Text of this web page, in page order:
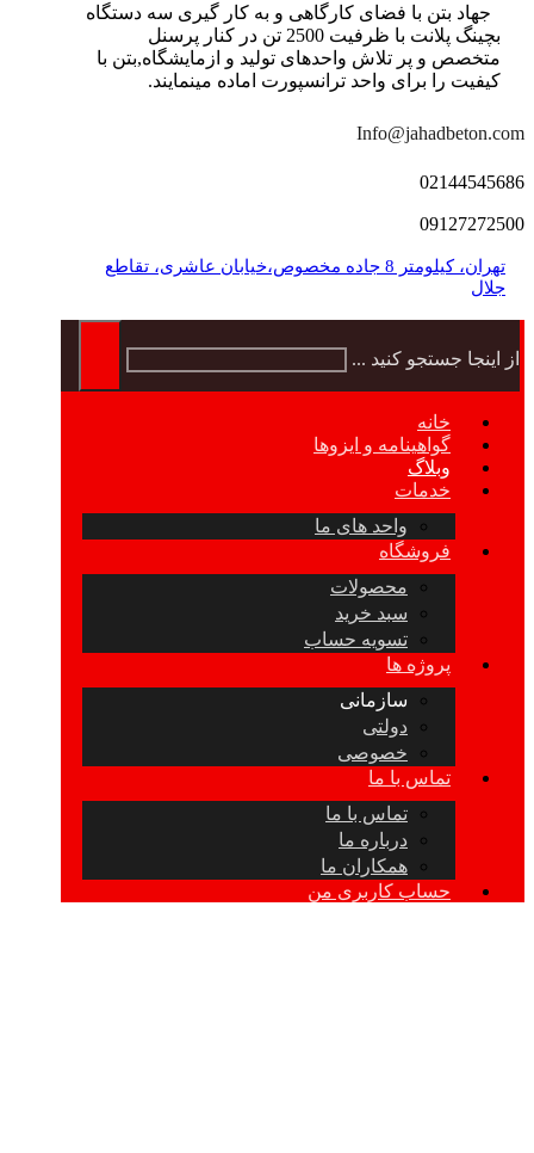
جهاد بتن با فضای کارگاهی و به کار گیری سه دستگاه
بچینگ پلانت با ظرفیت 2500 تن در کنار پرسنل
متخصص و پر تلاش واحدهای تولید و ازمایشگاه,بتن با
کیفیت را برای واحد ترانسپورت اماده مینمایند.
Info@jahadbeton.com
02144545686
09127272500
تهران، کیلومتر 8 جاده مخصوص،خیابان عاشری، تقاطع
جلال
از اینجا جستجو کنید ...
خانه
گواهینامه و ایزوها
وبلاگ
خدمات
واحد های ما
فروشگاه
محصولات
سبد خرید
تسویه حساب
پروژه ها
سازمانی
دولتی
خصوصی
تماس با ما
تماس با ما
درباره ما
همکاران ما
حساب کاربری من